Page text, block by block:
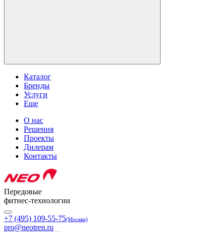
Каталог
Бренды
Услуги
Еще
О нас
Решения
Проекты
Дилерам
Контакты
Передовые
фитнес-технологии
+7 (495) 109-55-75(Москва)
pro@neotren.ru